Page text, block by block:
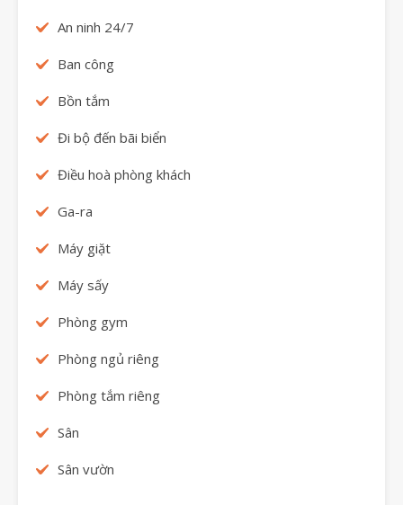
An ninh 24/7
Ban công
Bồn tắm
Đi bộ đến bãi biển
Điều hoà phòng khách
Ga-ra
Máy giặt
Máy sấy
Phòng gym
Phòng ngủ riêng
Phòng tắm riêng
Sân
Sân vườn